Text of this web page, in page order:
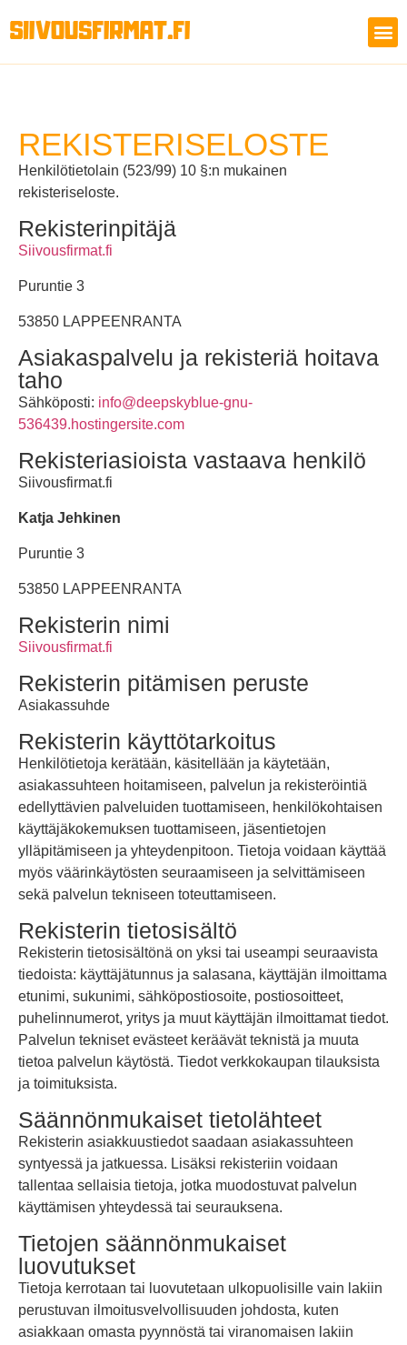
REKISTERISELOSTE
Henkilötietolain (523/99) 10 §:n mukainen
rekisteriseloste.
Rekisterinpitäjä
Siivousfirmat.fi
Puruntie 3
53850 LAPPEENRANTA
Asiakaspalvelu ja rekisteriä hoitava
taho
Sähköposti: info@deepskyblue-gnu-
536439.hostingersite.com
Rekisteriasioista vastaava henkilö
Siivousfirmat.fi
Katja Jehkinen
Puruntie 3
53850 LAPPEENRANTA
Rekisterin nimi
Siivousfirmat.fi
Rekisterin pitämisen peruste
Asiakassuhde
Rekisterin käyttötarkoitus
Henkilötietoja kerätään, käsitellään ja käytetään,
asiakassuhteen hoitamiseen, palvelun ja rekisteröintiä
edellyttävien palveluiden tuottamiseen, henkilökohtaisen
käyttäjäkokemuksen tuottamiseen, jäsentietojen
ylläpitämiseen ja yhteydenpitoon. Tietoja voidaan käyttää
myös väärinkäytösten seuraamiseen ja selvittämiseen
sekä palvelun tekniseen toteuttamiseen.
Rekisterin tietosisältö
Rekisterin tietosisältönä on yksi tai useampi seuraavista
tiedoista: käyttäjätunnus ja salasana, käyttäjän ilmoittama
etunimi, sukunimi, sähköpostiosoite, postiosoitteet,
puhelinnumerot, yritys ja muut käyttäjän ilmoittamat tiedot.
Palvelun tekniset evästeet keräävät teknistä ja muuta
tietoa palvelun käytöstä. Tiedot verkkokaupan tilauksista
ja toimituksista.
Säännönmukaiset tietolähteet
Rekisterin asiakkuustiedot saadaan asiakassuhteen
syntyessä ja jatkuessa. Lisäksi rekisteriin voidaan
tallentaa sellaisia tietoja, jotka muodostuvat palvelun
käyttämisen yhteydessä tai seurauksena.
Tietojen säännönmukaiset
luovutukset
Tietoja kerrotaan tai luovutetaan ulkopuolisille vain lakiin
perustuvan ilmoitusvelvollisuuden johdosta, kuten
asiakkaan omasta pyynnöstä tai viranomaisen lakiin